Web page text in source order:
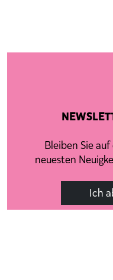
Bleiben Sie
neuesten
Ich